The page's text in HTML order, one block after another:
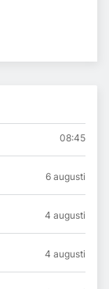
08:45
6 augusti
4 augusti
4 augusti